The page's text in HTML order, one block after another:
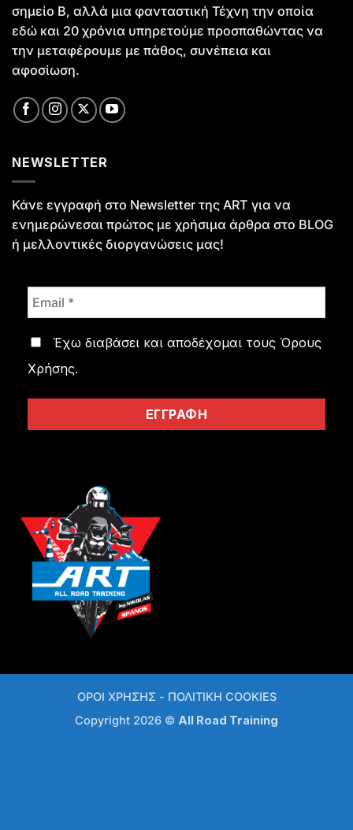
σημείο Β, αλλά μια φανταστική Τέχνη την οποία
εδώ και 20 χρόνια υπηρετούμε προσπαθώντας να
την μεταφέρουμε με πάθος, συνέπεια και
αφοσίωση.
NEWSLETTER
Κάνε εγγραφή στο Newsletter της ART για να
ενημερώνεσαι πρώτος με χρήσιμα άρθρα στο BLOG
ή μελλοντικές διοργανώσεις μας!
Έχω διαβάσει και αποδέχομαι τους Όρους
Χρήσης.
ΟΡΟΙ ΧΡΗΣΗΣ- ΠΟΛΙΤΙΚΗ COOKIES
Copyright 2026 © All Road Training